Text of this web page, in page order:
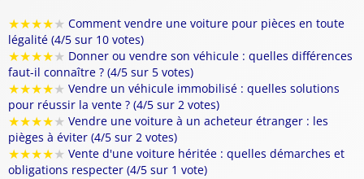
★★★★★ Comment vendre une voiture pour pièces en toute
légalité (4/5 sur 10 votes)
★★★★★ Donner ou vendre son véhicule : quelles différences
faut-il connaître ? (4/5 sur 5 votes)
★★★★★ Vendre un véhicule immobilisé : quelles solutions
pour réussir la vente ? (4/5 sur 2 votes)
★★★★★ Vendre une voiture à un acheteur étranger : les
pièges à éviter (4/5 sur 2 votes)
★★★★★ Vente d'une voiture héritée : quelles démarches et
obligations respecter (4/5 sur 1 vote)